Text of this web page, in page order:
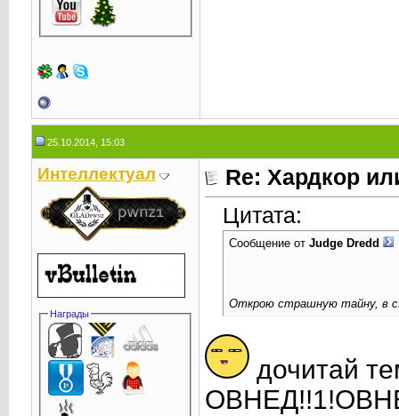
25.10.2014, 15:03
Интеллектуал
Награды
Re: Хардкор
Цитата:
Сообщение от Judge Dredd
Открою страшную тайну, в
дочитай